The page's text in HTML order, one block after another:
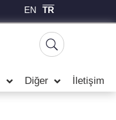
EN TR
Diğer İletişim